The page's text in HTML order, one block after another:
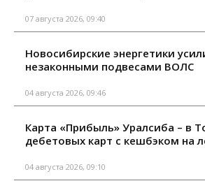
07 августа 2026, 09:40
Новосибирские энергетики
незаконными подвесами ВОЛС
04 августа 2026, 09:46
Карта «Прибыль» Уралсиба – в
дебетовых карт с кешбэком на
04 августа 2026, 09:10